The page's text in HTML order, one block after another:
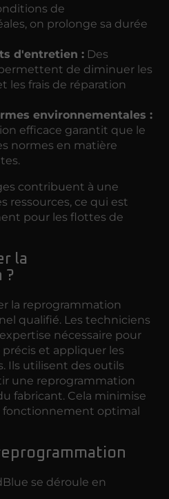
de
on prolonge sa durée
d'entretien :Des
de diminuer les
les frais de réparation
environnementales :
efficace garantit que le
normes en matière
contribuent à une
ressources, ce qui est
pour les flottes de
la
?
la reprogrammation
qualifié. Les techniciens
nécessaire pour
et appliquer les
Ils utilisent des outils
une reprogrammation
fabricant. Cela minimise
fonctionnement optimal
se déroule en